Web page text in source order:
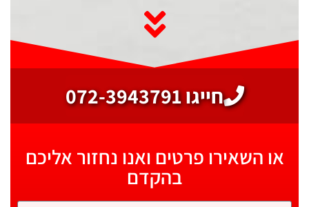
חייגו 072-3943791
או השאירו פרטים ואנו נחזור אליכם
בהקדם